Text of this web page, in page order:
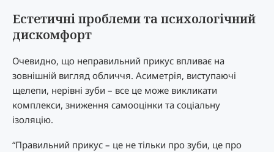
Естетичні проблеми та психологічний
дискомфорт
Очевидно, що неправильний прикус впливає на
зовнішній вигляд обличчя. Асиметрія, виступаючі
щелепи, нерівні зуби – все це може викликати
комплекси, зниження самооцінки та соціальну
ізоляцію.
“Правильний прикус – це не тільки про зуби, це про